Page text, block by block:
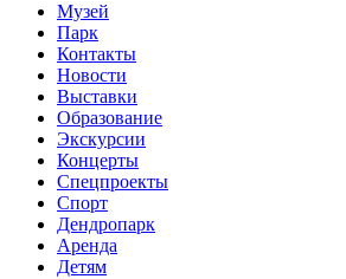
Музей
Парк
Контакты
Новости
Выставки
Образование
Экскурсии
Концерты
Спецпроекты
Спорт
Дендропарк
Аренда
Детям